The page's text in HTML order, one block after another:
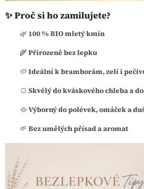
✨ Proč si ho zamilujete?
🌿 100 % BIO mletý kmín
🌾 Přirozeně bez lepku
🥔 Ideální k bramborám, zelí i
🍞 Skvělý do kváskového chleba a
🥘Výborný do polévek, omáček a
🌱 Bez umělých přísad a aromat